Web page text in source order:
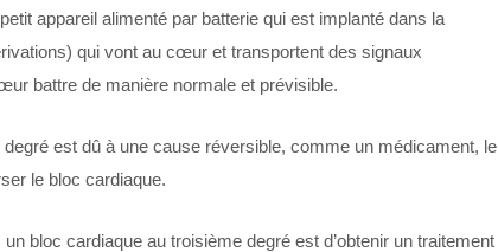
appareil alimenté par batterie qui est implanté dans la
qui vont au cœur et transportent des signaux
battre de manière normale et prévisible.
est dû à une cause réversible, comme un médicament, le
le bloc cardiaque.
bloc cardiaque au troisième degré est d’obtenir un traitement